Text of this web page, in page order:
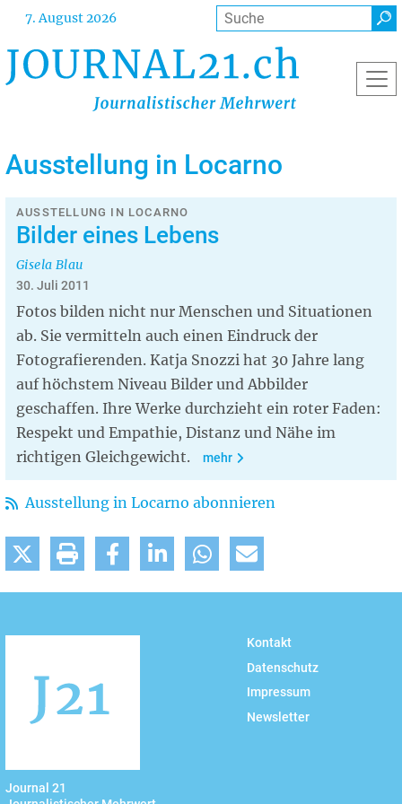
Direkt
Inhalt
7. August 2026 Suche
Ausstellung in Locarno
AUSSTELLUNG IN LOCARNO
Bilder eines Lebens
Gisela Blau
30. Juli 2011
Fotos bilden nicht nur Menschen und Situationen
ab. Sie vermitteln auch einen Eindruck der
Fotografierenden. Katja Snozzi hat 30 Jahre lang
auf höchstem Niveau Bilder und Abbilder
geschaffen. Ihre Werke durchzieht ein roter Faden:
Respekt und Empathie, Distanz und Nähe im
richtigen Gleichgewicht.
mehr
Ausstellung in Locarno abonnieren
Journal 21
Kontakt
Datenschutz
Impressum
Newsletter